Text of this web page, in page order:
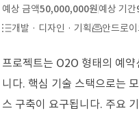
예상 금액50,000,000원예상 기간
개발 · 디자인 · 기획
안드로
프로젝트는 O2O 형태의 예
니다. 핵심 기술 스택으로는
스 구축이 요구됩니다. 주요